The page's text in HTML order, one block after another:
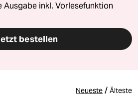
Ausgabe inkl. Vorlesefunktion
bestellen
Neueste / Älteste